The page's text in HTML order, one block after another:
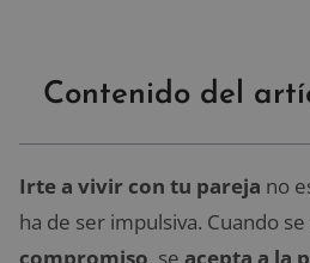
Contenido del
Irte a vivir con tu pareja no
ha de ser impulsiva. Cuando